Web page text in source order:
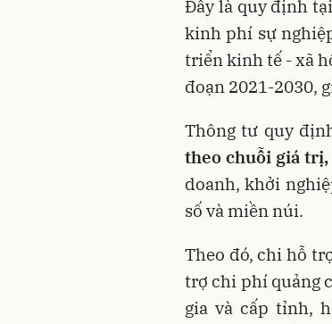
Đây là quy định
kinh phí sự
triển kinh tế - xã
đoạn 2021-2030,
Thông tư quy
theo chuỗi giá
doanh, khởi
số và miền núi.
Theo đó, chi hỗ
trợ chi phí quảng
gia và cấp tỉnh,